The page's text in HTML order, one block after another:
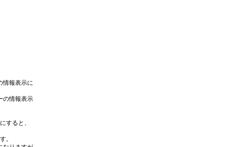
情報表示に
の情報表示
すると、
。